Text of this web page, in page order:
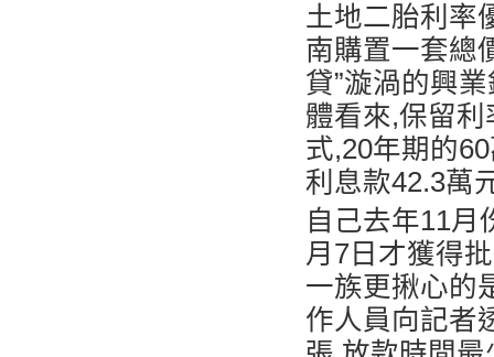
土地二胎利率
南購置一套總
貸”漩渦的興
體看來,保留
式,20年期的
利息款42.3萬
自己去年11月
月7日才獲得
一族更揪心的
作人員向記者